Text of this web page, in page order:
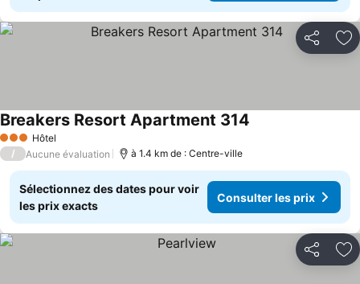
Partager
3 ÉtoilesHôtel
Breakers Resort Apartment 314
/ Aucune évaluation à 1.4 km de : Centre-ville
Sélectionnez des dates pour voir
les prix exacts
Consulter les prix
Partager